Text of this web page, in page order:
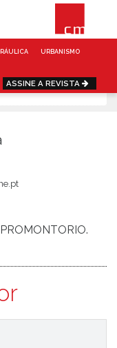
URBANISMO
ASSINE A REVISTA